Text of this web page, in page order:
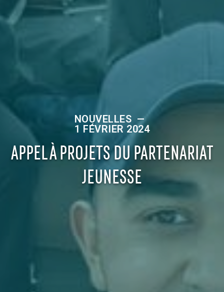
NOUVELLES —
1 FÉVRIER 2024
APPEL À PROJETS DU PARTENARIAT
JEUNESSE